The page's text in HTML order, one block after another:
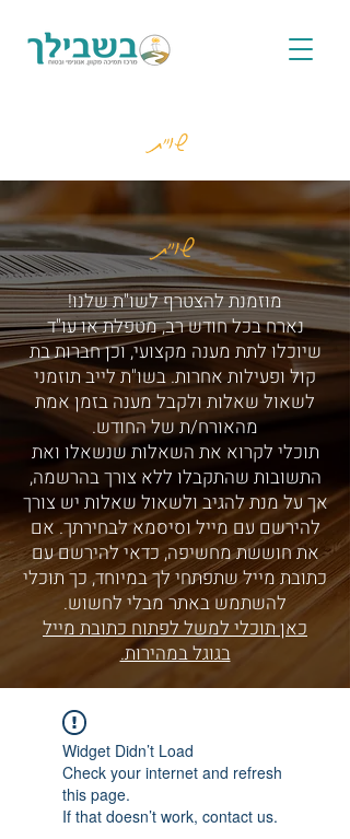
שו"ת
שו"ת
מוזמנת להצטרף לשו"ת שלנו!
נארח בכל חודש רב, מטפלת או עו"ד
שיוכלו לתת מענה מקצועי, וכן חברות בת
קול ופעילות אחרות. בשו"ת לייב תוזמני
לשאול שאלות ולקבל מענה בזמן אמת
מהאורח/ת של החודש.
תוכלי לקרוא את השאלות שנשאלו ואת
התשובות שהתקבלו ללא צורך בהרשמה,
אך על מנת להגיב ולשאול שאלות יש צורך
להירשם עם מייל וסיסמא לבחירתך. אם
את חוששת מחשיפה, כדאי להירשם עם
כתובת מייל שתפתחי לך במיוחד, כך תוכלי
להשתמש באתר מבלי לחשוש.
כאן תוכלי למשל לפתוח כתובת מייל
בגוגל במהירות.
Widget Didn’t Load
Check your internet and refresh
this page.
If that doesn’t work, contact us.